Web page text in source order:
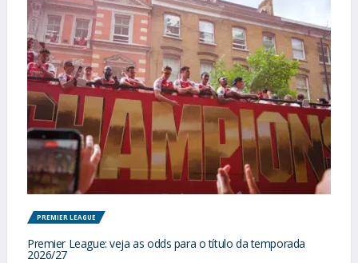
PREMIER LEAGUE
Premier League: veja as odds para o título da temporada
2026/27